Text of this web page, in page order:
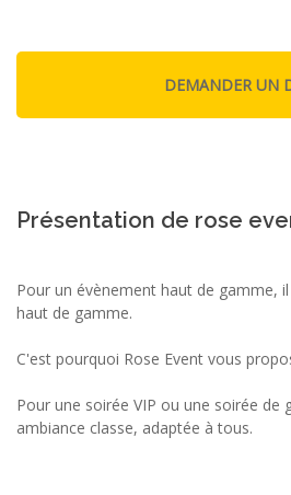
Présentation de rose
Pour un évènement haut de gamme,
haut de gamme.
C'est pourquoi Rose Event vous
Pour une soirée VIP ou une soirée de
ambiance classe, adaptée à tous.